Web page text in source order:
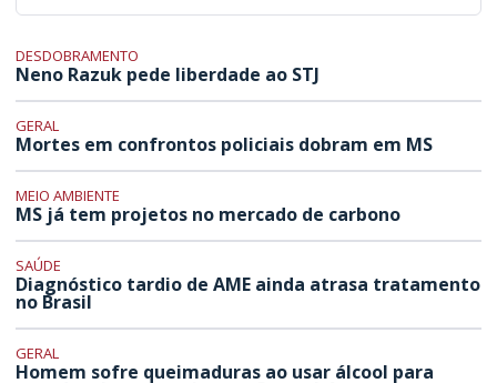
DESDOBRAMENTO
Neno Razuk pede liberdade ao STJ
GERAL
Mortes em confrontos policiais dobram em MS
MEIO AMBIENTE
MS já tem projetos no mercado de carbono
SAÚDE
Diagnóstico tardio de AME ainda atrasa tratamento
no Brasil
GERAL
Homem sofre queimaduras ao usar álcool para